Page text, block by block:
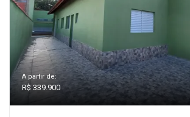
A partir de:
R$ 339.900